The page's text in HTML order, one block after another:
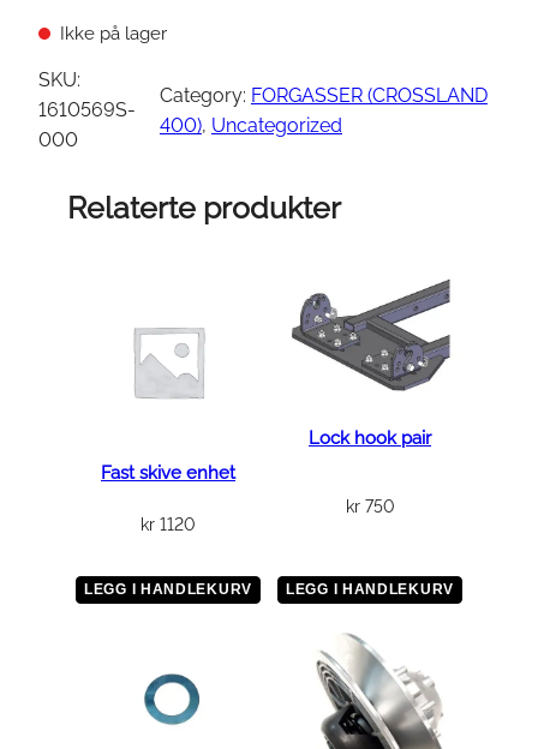
Ikke på lager
SKU:
1610569S-
000
Category: FORGASSER (CROSSLAND
400), Uncategorized
Relaterte produkter
Fast skive enhet
kr 1120
LEGG I HANDLEKURV
Lock hook pair
kr750
LEGG I HANDLEKURV